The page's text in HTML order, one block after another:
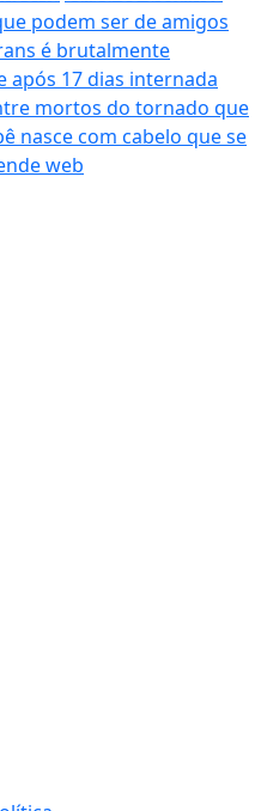
podem ser de amigos
é brutalmente
após 17 dias internada
mortos do tornado que
nasce com cabelo que se
web